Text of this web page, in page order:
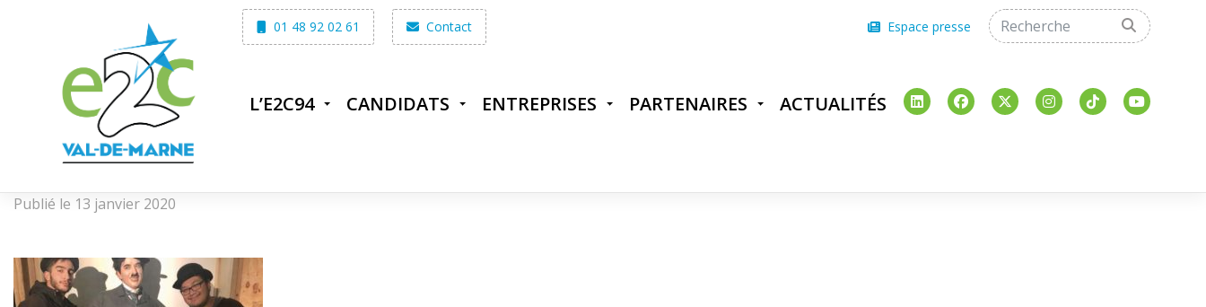
01 48 92 02 61 Contact Espace presse
L’E2C94 CANDIDATS ENTREPRISES PARTENAIRES ACTUALITÉS
Publié le 13 janvier 2020